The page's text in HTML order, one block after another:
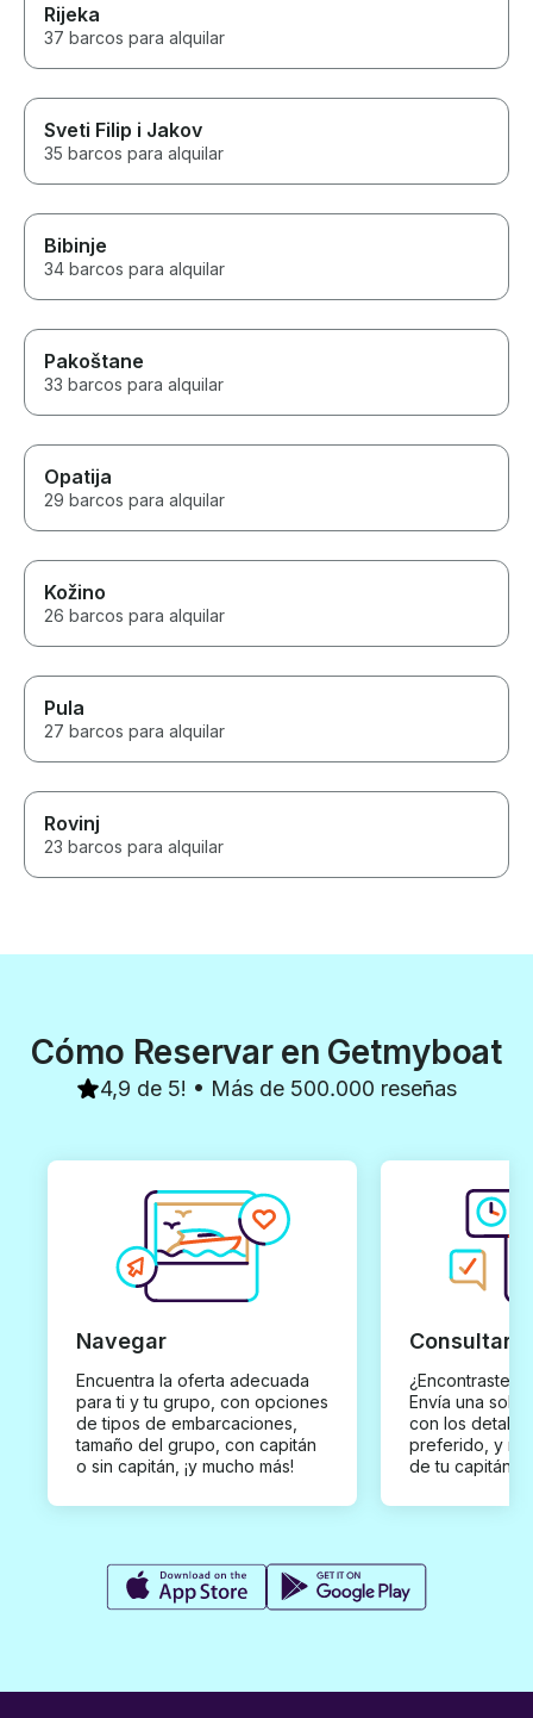
Rijeka
37 barcos para alquilar
Sveti Filip i Jakov
35 barcos para alquilar
Bibinje
34 barcos para alquilar
Pakoštane
33 barcos para alquilar
Opatija
29 barcos para alquilar
Kožino
26 barcos para alquilar
Pula
27 barcos para alquilar
Rovinj
23 barcos para alquilar
Cómo Reservar en Getmyboat
4,9 de 5! • Más de 500.000 reseñas
Navegar
Encuentra la oferta adecuada
para ti y tu grupo, con opciones
de tipos de embarcaciones,
tamaño del grupo, con capitán
o sin capitán, ¡y mucho más!
Consultar
¿Encontraste
Envía una
con los
preferido, y
de tu capitán